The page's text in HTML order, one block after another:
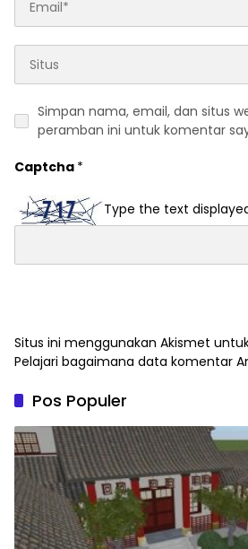
Simpan nama, email, dan situs
peramban ini untuk komentar
Captcha *
Type the text
Situs ini menggunakan Akismet
Pelajari bagaimana data komentar
Pos Populer